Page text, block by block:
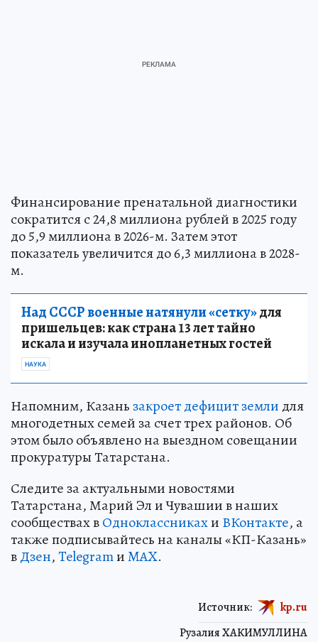
Финансирование пренатальной диагностики
сократится с 24,8 миллиона рублей в 2025 году
до 5,9 миллиона в 2026-м. Затем этот
показатель увеличится до 6,3 миллиона в 2028-
м.
Над СССР военные натянули «сетку»для
пришельцев: как страна 13 лет тайно
искала и изучала инопланетных гостей
НАУКА
Напомним, Казань закроет дефицит земли для
многодетных семей за счет трех районов. Об
этом было объявлено на выездном совещании
прокуратуры Татарстана.
Следите за актуальными новостями
Татарстана, Марий Эл и Чувашии в наших
сообществах вОдноклассникахи ВКонтакте, а
также подписывайтесь на каналы «КП-Казань»
вДзен,TelegramиMAX.
Рузалия ХАКИМУЛЛИНА
Источник: kp.ru